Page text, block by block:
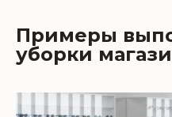
Примеры
уборки